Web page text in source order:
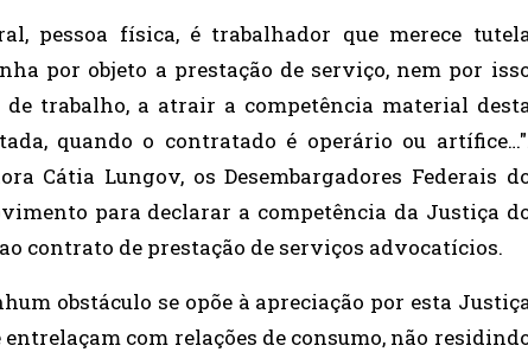
pessoa física, é trabalhador que merece
por objeto a prestação de serviço, nem por
trabalho, a atrair a competência material
quando o contratado é operário ou
Cátia Lungov, os Desembargadores Federais
para declarar a competência da Justiça
contrato de prestação de serviços advocatícios.
obstáculo se opõe à apreciação por esta
com relações de consumo, não